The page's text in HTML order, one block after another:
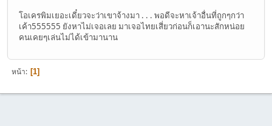
โอเครพิมเยอะเดี๋ยวจะว่าเขาจ้างมา . . . พอดีจะหาเจ้าอื่นที่ถูกๆกว่า
เค้า555555 ยังหาไม่เจอเลย มาเจอไทยเสี่ยวก่อนก็เอานะสักหน่อย
คนเคยๆเล่นไม่ได้เข้ามานาน
หน้า 1